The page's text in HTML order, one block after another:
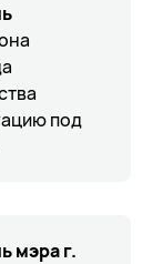
под
мэра г.